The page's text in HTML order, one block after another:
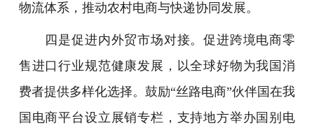
物流体系，推动农村电商与快递协同发展。
四是促进内外贸市场对接。促进跨境电商零
售进口行业规范健康发展，以全球好物为我国消
费者提供多样化选择。鼓励“丝路电商”伙伴国在我
国电商平台设立展销专栏，支持地方举办国别电